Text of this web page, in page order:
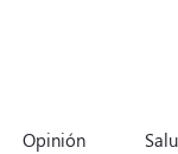
Opinión